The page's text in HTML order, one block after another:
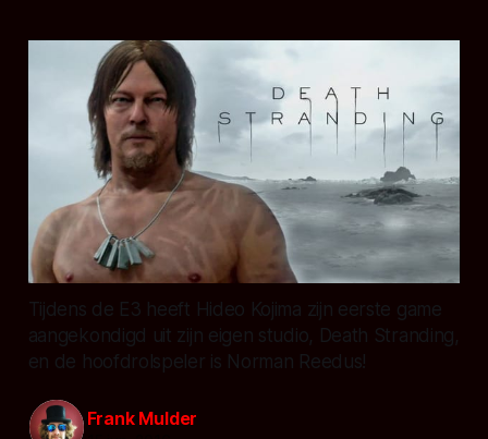
Tijdens de E3 heeft Hideo Kojima zijn eerste game
aangekondigd uit zijn eigen studio, Death Stranding,
en de hoofdrolspeler is Norman Reedus!
Frank Mulder